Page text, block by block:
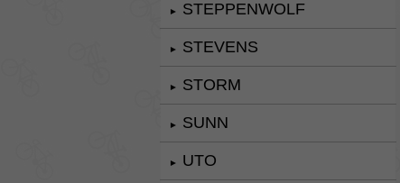
► STEPPENWOLF
► STEVENS
► STORM
► SUNN
► UTO